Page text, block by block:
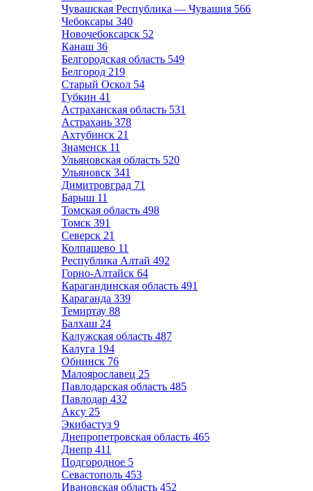
Чувашская Республика — Чувашия 566
Чебоксары 340
Новочебоксарск 52
Канаш 36
Белгородская область 549
Белгород 219
Старый Оскол 54
Губкин 41
Астраханская область 531
Астрахань 378
Ахтубинск 21
Знаменск 11
Ульяновская область 520
Ульяновск 341
Димитровград 71
Барыш 11
Томская область 498
Томск 391
Северск 21
Колпашево 11
Республика Алтай 492
Горно-Алтайск 64
Карагандинская область 491
Караганда 339
Темиртау 88
Балхаш 24
Калужская область 487
Калуга 194
Обнинск 76
Малоярославец 25
Павлодарская область 485
Павлодар 432
Аксу 25
Экибастуз 9
Днепропетровская область 465
Днепр 411
Подгородное 5
Севастополь 453
Ивановская область 452